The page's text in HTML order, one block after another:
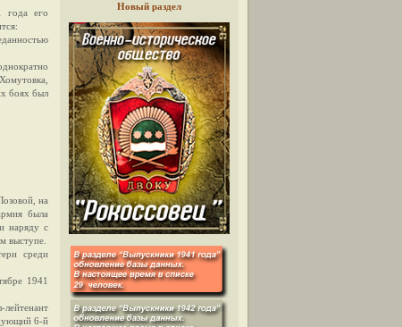
Новый раздел
года его
боях был
на
была
наряду с
выступе.
среди
1941
6-й